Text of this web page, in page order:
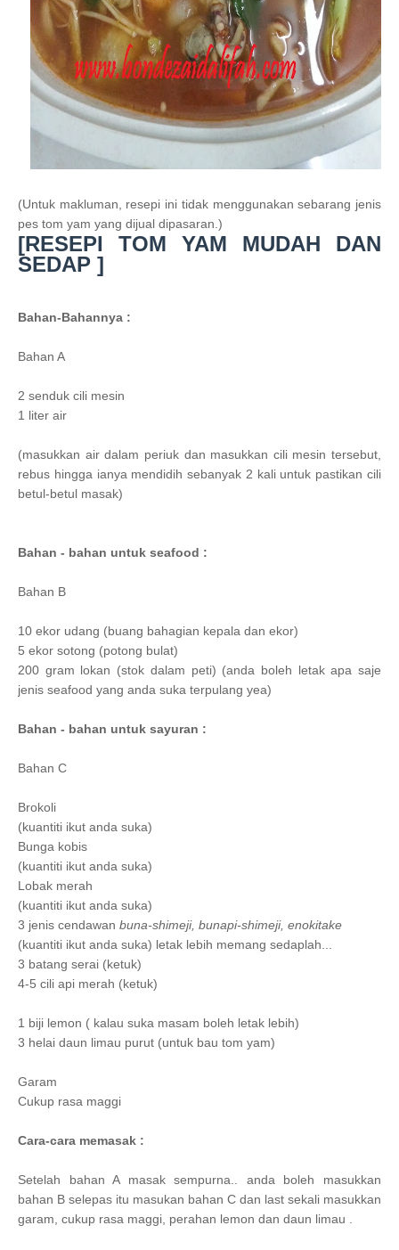
(Untuk makluman, resepi ini tidak menggunakan sebarang jenis
pes tom yam yang dijual dipasaran.)
[RESEPI TOM YAM MUDAH DAN
SEDAP ]
Bahan-Bahannya :
Bahan A
2 senduk cili mesin
1 liter air
(masukkan air dalam periuk dan masukkan cili mesin tersebut,
rebus hingga ianya mendidih sebanyak 2 kali untuk pastikan cili
betul-betul masak)
Bahan - bahan untuk seafood :
Bahan B
10 ekor udang (buang bahagian kepala dan ekor)
5 ekor sotong (potong bulat)
200 gram lokan (stok dalam peti) (anda boleh letak apa saje
jenis seafood yang anda suka terpulang yea)
Bahan - bahan untuk sayuran :
Bahan C
Brokoli
(kuantiti ikut anda suka)
Bunga kobis
(kuantiti ikut anda suka)
Lobak merah
(kuantiti ikut anda suka)
3 jenis cendawan buna-shimeji, bunapi-shimeji, enokitake
(kuantiti ikut anda suka) letak lebih memang sedaplah...
3 batang serai (ketuk)
4-5 cili api merah (ketuk)
1 biji lemon ( kalau suka masam boleh letak lebih)
3 helai daun limau purut (untuk bau tom yam)
Garam
Cukup rasa maggi
Cara-cara memasak :
Setelah bahan A masak sempurna.. anda boleh masukkan
bahan B selepas itu masukan bahan C dan last sekali masukkan
garam, cukup rasa maggi, perahan lemon dan daun limau .